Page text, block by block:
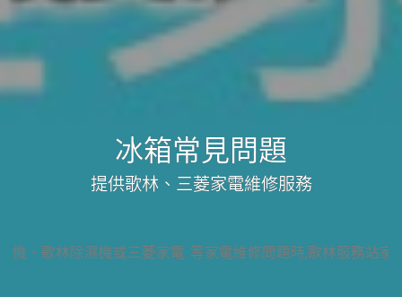
冰箱常見問題
提供歌林、三菱家電維修服務
歌林乾衣機、歌林除濕機或三菱家電..等家電維修問題時,